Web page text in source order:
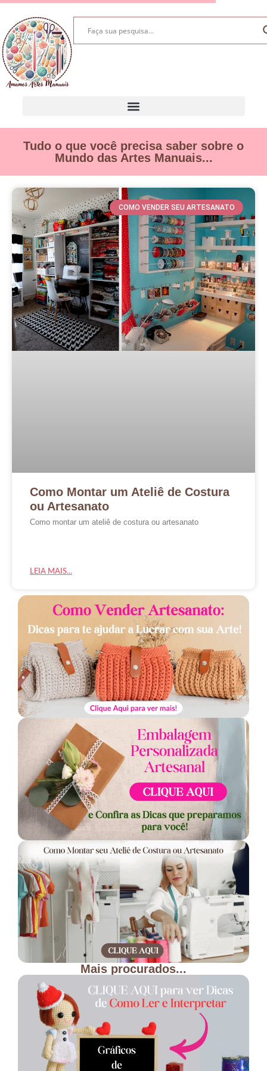
Tudo o que você precisa saber sobre o
Mundo das Artes Manuais...
COMO VENDER SEU ARTESANATO
Como Montar um Ateliê de Costura
ou Artesanato
Como montar um ateliê de costura ou artesanato
LEIA MAIS...
Mais procurados...